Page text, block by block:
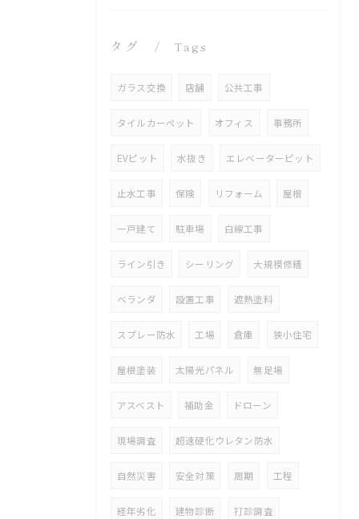
タグ Tags
ガラス交換 店舗 公共工事
タイルカーペット オフィス 事務所
EVピット 水抜き エレベーターピット
止水工事 保険 リフォーム 屋根
一戸建て 駐車場 白線工事
ライン引き シーリング 大規模修繕
ベランダ 設置工事 遮熱塗料
スプレー防水 工場 倉庫 狭小住宅
屋根塗装 太陽光パネル 無足場
アスベスト 補助金 ドローン
現場調査 超速硬化ウレタン防水
自然災害 安全対策 周期 工程
経年劣化 建物診断 打診調査